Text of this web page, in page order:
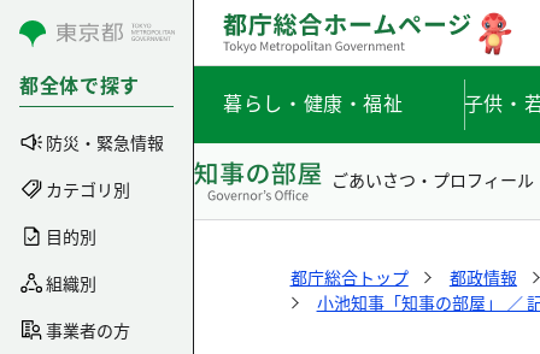
コンテンツにスキップ
都全体で探す
防災・緊急情報
カテゴリ別
目的別
組織別
事業者の方
暮らし・健康・福祉 子供・
ごあいさつ・プロフィール
都庁総合トップ 都政情報
小池知事「知事の部屋」 ／